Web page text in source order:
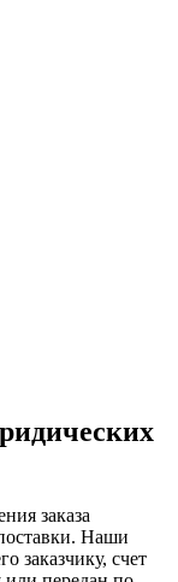
заказа
Наши
заказчику, счет